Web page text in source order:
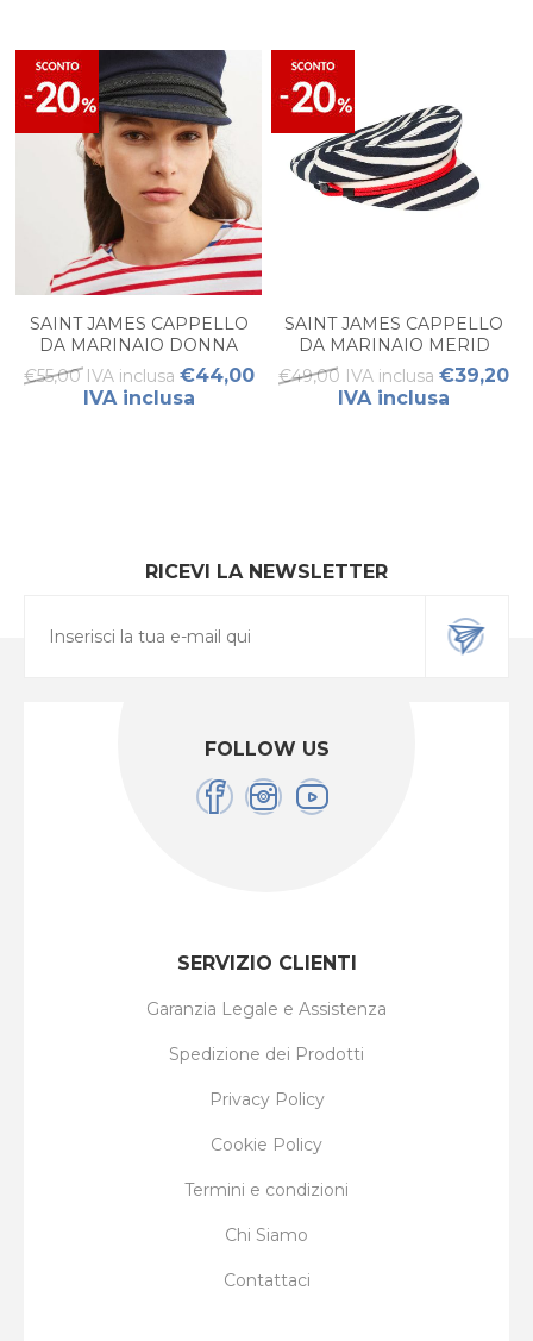
SAINT JAMES CAPPELLO
DA MARINAIO DONNA
€55,00 IVA inclusa €44,00
IVA inclusa
SAINT JAMES CAPPELLO
DA MARINAIO MERID
DONNA
€49,00 IVA inclusa €39,20
IVA inclusa
RICEVI LA NEWSLETTER
FOLLOW US
SERVIZIO CLIENTI
Garanzia Legale e Assistenza
Spedizione dei Prodotti
Privacy Policy
Cookie Policy
Termini e condizioni
Chi Siamo
Contattaci